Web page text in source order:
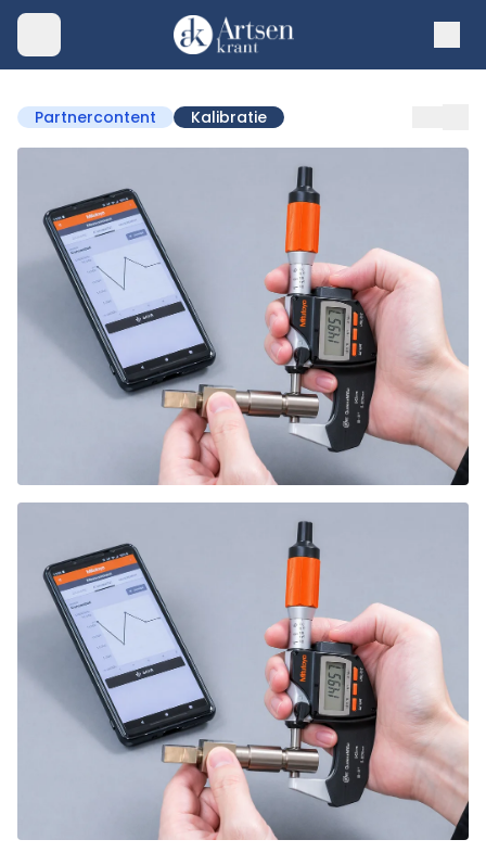
Partnercontent Kalibratie